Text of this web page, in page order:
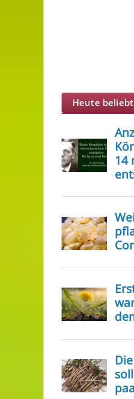
Heute beliebt